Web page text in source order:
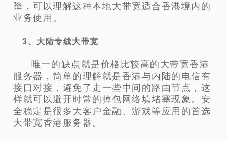
降，可以理解这种本地大带宽适合香港境内的
业务使用。
3、大陆专线大带宽
唯一的缺点就是价格比较高的大带宽香港
服务器，简单的理解就是香港与内陆的电信有
接口对接，避免了走一些中间的路由节点，这
样就可以避开时常的掉包网络填堵塞现象。安
全稳定是很多大客户金融、游戏等应用的首选
大带宽香港服务器。